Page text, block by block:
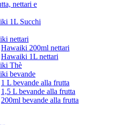
nettari e
1L Succhi
nettari
Hawaiki 200ml nettari
Hawaiki 1L nettari
Thè
bevande
1 L bevande alla frutta
1,5 L bevande alla frutta
200ml bevande alla frutta